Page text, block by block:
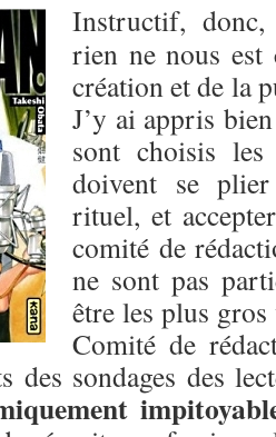
Instructif, donc,
rien ne nous est
création et de la
J’y ai appris
sont choisis
doivent se
rituel, et
comité de
ne sont pas
être les plus
Comité de
des sondages des